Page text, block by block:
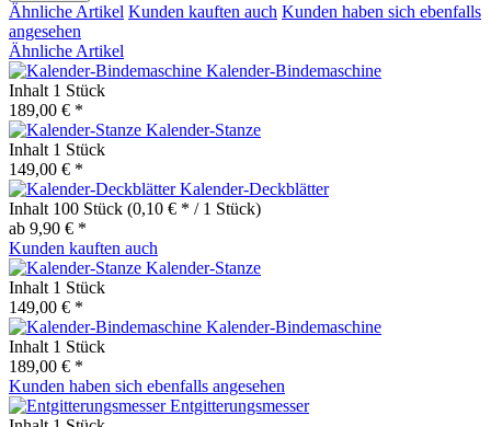
Ähnliche Artikel Kunden kauften auch Kunden haben sich ebenfalls
angesehen
Ähnliche Artikel
Kalender-Bindemaschine
Inhalt 1 Stück
189,00 € *
Kalender-Stanze
Inhalt 1 Stück
149,00 € *
Kalender-Deckblätter
Inhalt 100 Stück (0,10 € * / 1 Stück)
ab 9,90 € *
Kunden kauften auch
Kalender-Stanze
Inhalt 1 Stück
149,00 € *
Kalender-Bindemaschine
Inhalt 1 Stück
189,00 € *
Kunden haben sich ebenfalls angesehen
Entgitterungsmesser